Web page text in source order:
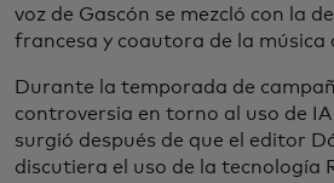
voz de Gascón se mezcló con la
francesa y coautora de la música
Durante la temporada de
controversia en torno al uso de
surgió después de que el editor
discutiera el uso de la tecnología